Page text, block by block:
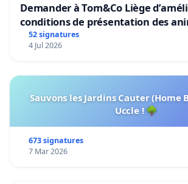
Demander à Tom&Co Liège
conditions de présentation des
mettre fin à la vente d’animaux en
52 signatures
4 Jul 2026
Sauvons les Jardins Cauter (Home
Uccle ! 🌳
673 signatures
7 Mar 2026